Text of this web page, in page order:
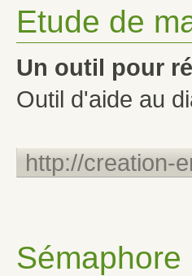
Etude de
Un outil pour
Outil d'aide au
http://creation-
Sémaphore